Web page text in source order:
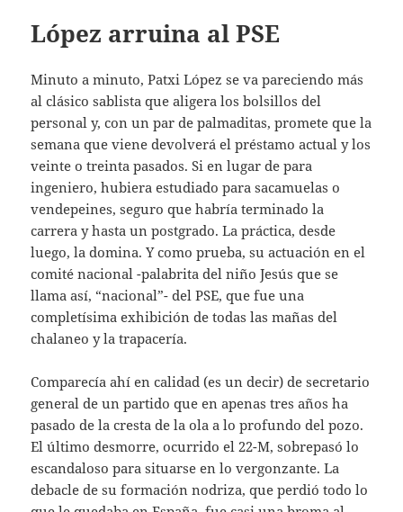
López arruina al PSE
Minuto a minuto, Patxi López se va pareciendo más
al clásico sablista que aligera los bolsillos del
personal y, con un par de palmaditas, promete que la
semana que viene devolverá el préstamo actual y los
veinte o treinta pasados. Si en lugar de para
ingeniero, hubiera estudiado para sacamuelas o
vendepeines, seguro que habría terminado la
carrera y hasta un postgrado. La práctica, desde
luego, la domina. Y como prueba, su actuación en el
comité nacional -palabrita del niño Jesús que se
llama así, “nacional”- del PSE, que fue una
completísima exhibición de todas las mañas del
chalaneo y la trapacería.
Comparecía ahí en calidad (es un decir) de secretario
general de un partido que en apenas tres años ha
pasado de la cresta de la ola a lo profundo del pozo.
El último desmorre, ocurrido el 22-M, sobrepasó lo
escandaloso para situarse en lo vergonzante. La
debacle de su formación nodriza, que perdió todo lo